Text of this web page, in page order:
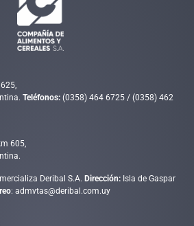
Teléfonos: (0358) 464 6725 / (0358) 462
605,
Deribal S.A. Dirección: Isla de Gaspar
: admvtas@deribal.com.uy